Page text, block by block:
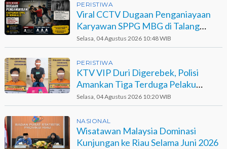
PERISTIWA
Viral CCTV Dugaan Penganiayaan
Karyawan SPPG MBG di Talang
Muandau
Selasa, 04 Agustus 2026 10:48 WIB
PERISTIWA
KTV VIP Duri Digerebek, Polisi
Amankan Tiga Terduga Pelaku
Narkotika
Selasa, 04 Agustus 2026 10:20 WIB
NASIONAL
Wisatawan Malaysia Dominasi
Kunjungan ke Riau Selama Juni 2026